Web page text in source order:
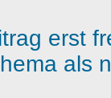
erst
als